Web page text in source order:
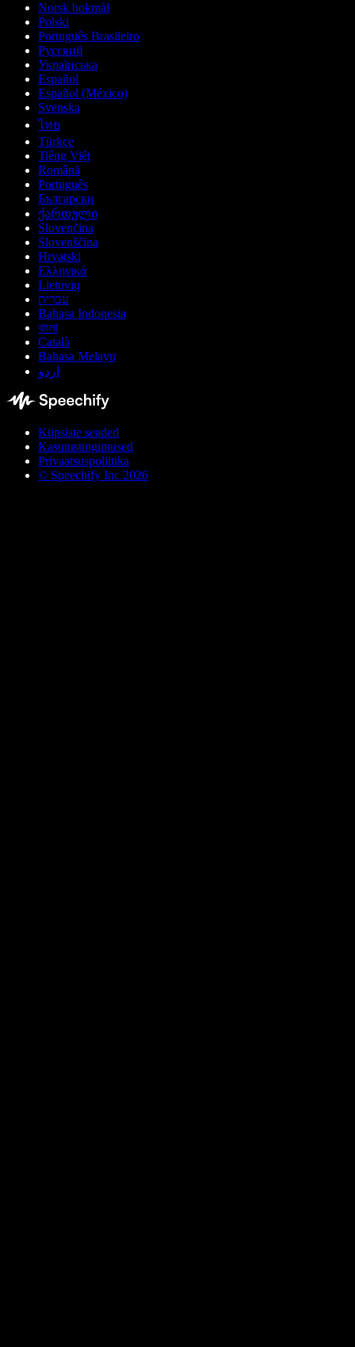
Norsk bokmål
Polski
Português Brasileiro
Русский
Українська
Español
Español (México)
Svenska
ไทย
Türkçe
Tiếng Việt
Română
Português
Български
ქართული
Slovenčina
Slovenščina
Hrvatski
Ελληνικά
Lietuvių
עברית
Bahasa Indonesia
বাংলা
Català
Bahasa Melayu
اردو
Küpsiste seaded
Kasutustingimused
Privaatsuspoliitika
© Speechify Inc 2026